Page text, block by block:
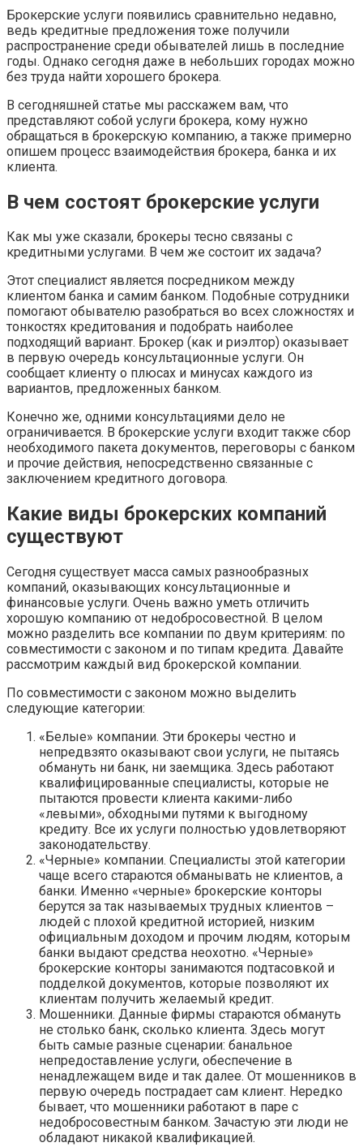
Брокерские услуги появились сравнительно недавно,
ведь кредитные предложения тоже получили
распространение среди обывателей лишь в последние
годы. Однако сегодня даже в небольших городах можно
без труда найти хорошего брокера.
В сегодняшней статье мы расскажем вам, что
представляют собой услуги брокера, кому нужно
обращаться в брокерскую компанию, а также примерно
опишем процесс взаимодействия брокера, банка и их
клиента.
В чем состоят брокерские услуги
Как мы уже сказали, брокеры тесно связаны с
кредитными услугами. В чем же состоит их задача?
Этот специалист является посредником между
клиентом банка и самим банком. Подобные сотрудники
помогают обывателю разобраться во всех сложностях и
тонкостях кредитования и подобрать наиболее
подходящий вариант. Брокер (как и риэлтор) оказывает
в первую очередь консультационные услуги. Он
сообщает клиенту о плюсах и минусах каждого из
вариантов, предложенных банком.
Конечно же, одними консультациями дело не
ограничивается. В брокерские услуги входит также сбор
необходимого пакета документов, переговоры с банком
и прочие действия, непосредственно связанные с
заключением кредитного договора.
Какие виды брокерских компаний
существуют
Сегодня существует масса самых разнообразных
компаний, оказывающих консультационные и
финансовые услуги. Очень важно уметь отличить
хорошую компанию от недобросовестной. В целом
можно разделить все компании по двум критериям: по
совместимости с законом и по типам кредита. Давайте
рассмотрим каждый вид брокерской компании.
По совместимости с законом можно выделить
следующие категории:
«Белые» компании. Эти брокеры честно и
непредвзято оказывают свои услуги, не пытаясь
обмануть ни банк, ни заемщика. Здесь работают
квалифицированные специалисты, которые не
пытаются провести клиента какими-либо
«левыми», обходными путями к выгодному
кредиту. Все их услуги полностью удовлетворяют
законодательству.
«Черные» компании. Специалисты этой категории
чаще всего стараются обманывать не клиентов, а
банки. Именно «черные» брокерские конторы
берутся за так называемых трудных клиентов –
людей с плохой кредитной историей, низким
официальным доходом и прочим людям, которым
банки выдают средства неохотно. «Черные»
брокерские конторы занимаются подтасовкой и
подделкой документов, которые позволяют их
клиентам получить желаемый кредит.
Мошенники. Данные фирмы стараются обмануть
не столько банк, сколько клиента. Здесь могут
быть самые разные сценарии: банальное
непредоставление услуги, обеспечение в
ненадлежащем виде и так далее. От мошенников в
первую очередь пострадает сам клиент. Нередко
бывает, что мошенники работают в паре с
недобросовестным банком. Зачастую эти люди не
обладают никакой квалификацией.